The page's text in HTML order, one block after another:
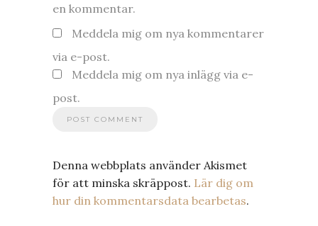
en kommentar.
Meddela mig om nya kommentarer
via e-post.
Meddela mig om nya inlägg via e-
post.
Denna webbplats använder Akismet
för att minska skräppost. Lär dig om
hur din kommentarsdata bearbetas.